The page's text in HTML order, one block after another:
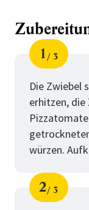
Schritt
1
von
3
Die Zwiebel
erhitzen, die
würzen.
Schritt
2
von
3